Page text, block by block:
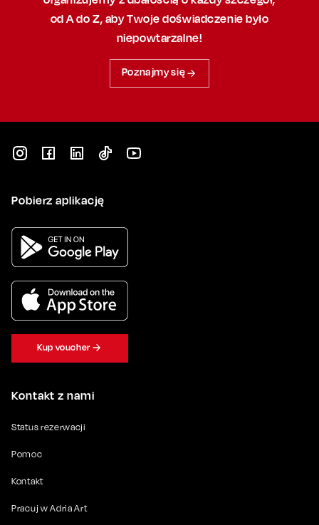
od A do Z, abyTwoje doświadczenie było
niepowtarzalne!
Poznajmy się
Kontakt z nami
Status rezerwacji
Pomoc
Kontakt
Pracuj w Adria Art
Pobierz aplikację
Kup voucher